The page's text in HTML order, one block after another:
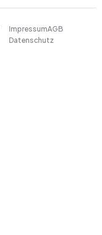
ImpressumAGB
Datenschutz